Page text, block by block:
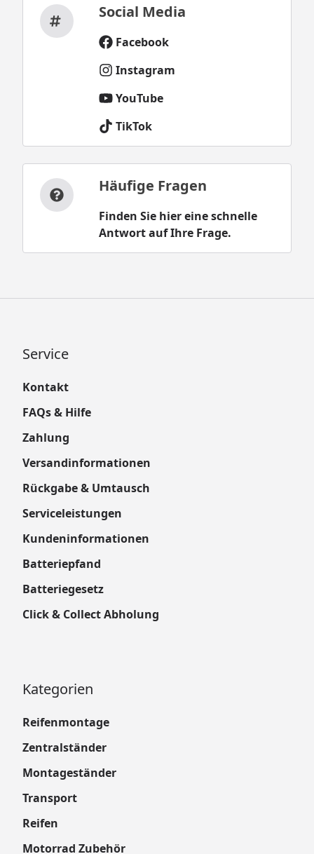
Social Media
Facebook
Instagram
YouTube
TikTok
Häufige Fragen
Finden Sie hier eine schnelle
Antwort auf Ihre Frage.
Service
Kontakt
FAQs & Hilfe
Zahlung
Versandinformationen
Rückgabe & Umtausch
Serviceleistungen
Kundeninformationen
Batteriepfand
Batteriegesetz
Click & Collect Abholung
Kategorien
Reifenmontage
Zentralständer
Montageständer
Transport
Reifen
Motorrad Zubehör